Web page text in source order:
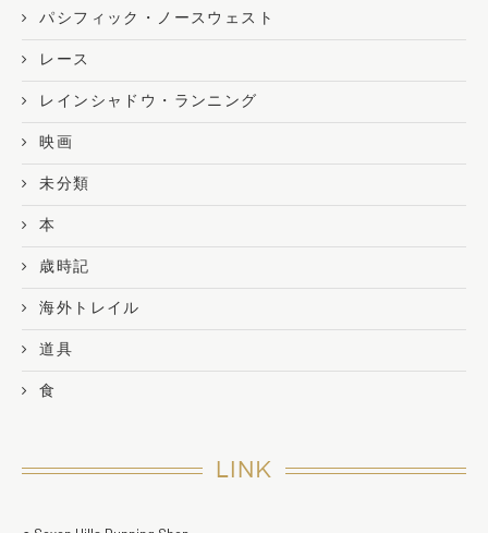
パシフィック・ノースウェスト
レース
レインシャドウ・ランニング
映画
未分類
本
歳時記
海外トレイル
道具
食
LINK